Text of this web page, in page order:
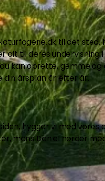
til det
til deres undervisning
kan oprette, gemme
din årsplan år efter år.
hygger vi med
mens Daniel nørder